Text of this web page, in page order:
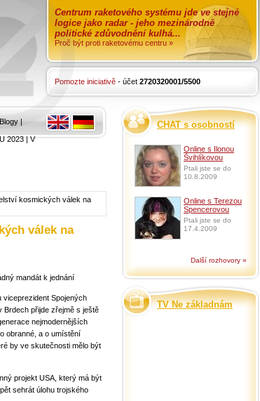
Centrum raketového systému jde ve stejné
logice jako radar - jeho mezinárodně
politické zdůvodnění kulhá...
Proč být proti raketovému centru »
Pomozte iniciativě - účet 2720320001/5500
Blogy |
2023|V
kosmických válek na
válek na
mandát k jednání
Spojených
Brdech přijde zřejmě s ještě
nejmodernějších
obranné, a o umístění
by ve skutečnosti mělo být
projekt USA, který má být
sehrát úlohu trojského
CHAT s osobností
Online s Ilonou
Švihlíkovou
Ptali jste se do
10.8.2009
Online s Terezou
Spencerovou
Ptali jste se do
17.4.2009
Další rozhovory »
TV Ne základnám